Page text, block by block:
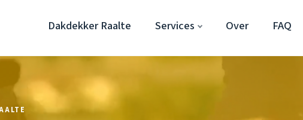
Dakdekker Raalte Services Over FAQ